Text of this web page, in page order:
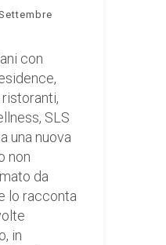
con
SLS
una nuova
non
da
lo racconta
in